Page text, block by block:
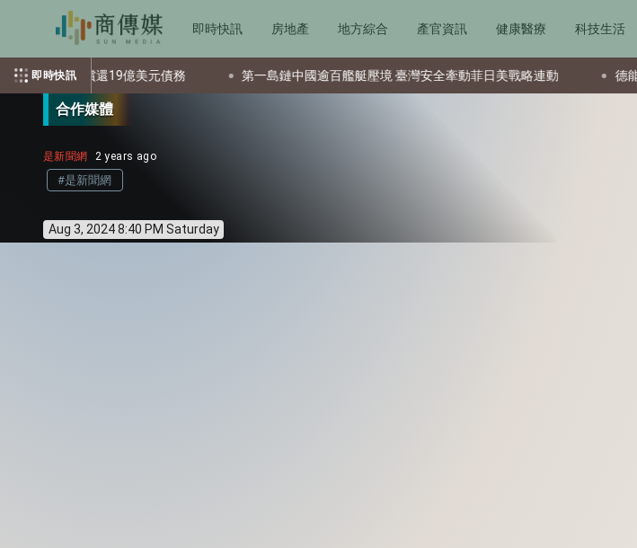
即時快訊 房地產 地方綜合 產官資訊 健康醫療 科技生活
即時快訊
償還19億美元債務 第一島鏈中國逾百艦艇壓境 臺灣安全牽動菲日美戰略連動 德能源巨頭萊
合作媒體
是新聞網 2 years ago
#是新聞網
Aug 3, 2024 8:40 PM Saturday